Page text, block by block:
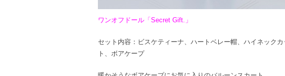
ワンオフドール「Secret Gift.」
セット内容：ビスケティーナ、ハートベレー帽、ハイネック
ト、ボアケープ